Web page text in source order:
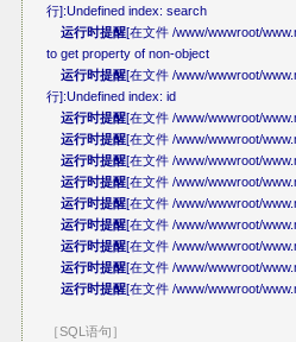
行]:Undefined index: search
运行时提醒[在文件 /www/wwwroot/
to get property of non-object
运行时提醒[在文件 /www/wwwroot/
行]:Undefined index: id
运行时提醒[在文件 /www/wwwroot/
运行时提醒[在文件 /www/wwwroot/
运行时提醒[在文件 /www/wwwroot/
运行时提醒[在文件 /www/wwwroot/
运行时提醒[在文件 /www/wwwroot/
运行时提醒[在文件 /www/wwwroot/
运行时提醒[在文件 /www/wwwroot/
运行时提醒[在文件 /www/wwwroot/
运行时提醒[在文件 /www/wwwroot/
［SQL语句］